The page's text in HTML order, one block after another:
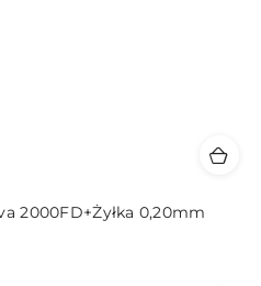
2000FD+Żyłka 0,20mm